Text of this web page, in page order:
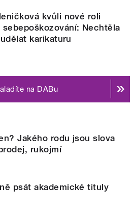
kvůli nové roli
sebepoškozování: Nechtěla
karikaturu
na DABu
Jakého rodu jsou slova
rukojmí
psát akademické tituly